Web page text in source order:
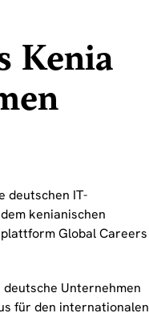
Kenia
deutschen IT-
kenianischen
Global Careers
Unternehmen
für den internationalen